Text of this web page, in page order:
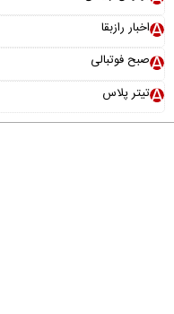
اخبار رازبقا
صبح فوتبالی
تیتر پلاس